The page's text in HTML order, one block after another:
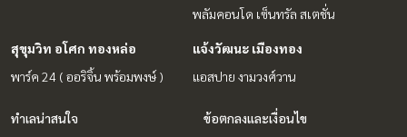
พลัมคอนโด เซ็นทรัล สเตชั่น
สุขุมวิท อโศก ทองหล่อ
พาร์ค 24 ( ออริจิ้น พร้อมพงษ์ )
แจ้งวัฒนะ เมืองทอง
แอสปาย งามวงศ์วาน
ทำเลน่าสนใจ
ข้อตกลงและเงื่อนไข